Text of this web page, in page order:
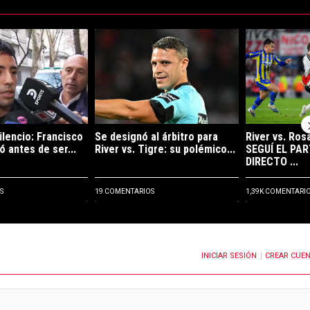
tendencia con el título "Rompió el silencio: Francisco Ortega habló
Francisco
antes de ser...
Un artículo de tendencia con el título "Se
Se designó al árbitro para
River vs. Tigre: su polémico...
19 COMENTARIOS
Un artículo de
River vs.
SEGUÍ EL
DIRECTO ...
1,39K
CUANDO SE PUBLIQUEN NUEVOS COMENTARIOSINICIAR SESIÓN CREAR